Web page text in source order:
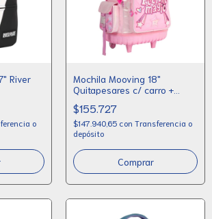
River
o
Mochila Mooving 18"
Quitapesares c/ carro +
$155.727
$147.940,65 con Transferencia o
depósito